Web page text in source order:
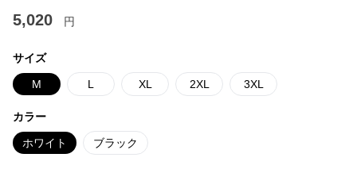
5,020 円
サイズ
M L XL 2XL 3XL
カラー
ホワイト ブラック